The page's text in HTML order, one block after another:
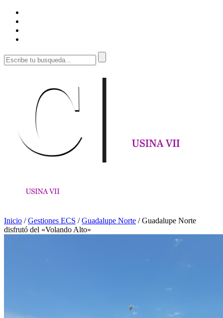
Inicio /Gestiones ECS /Guadalupe Norte /Guadalupe Norte
disfrutó del «Volando Alto»